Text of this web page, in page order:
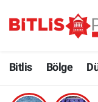
Bitlis Bölge